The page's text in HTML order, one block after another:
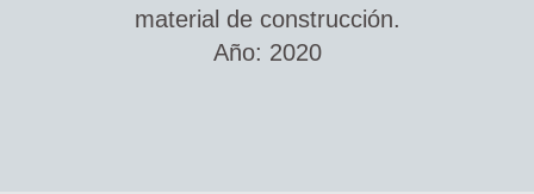
material de construcción.
Año: 2020